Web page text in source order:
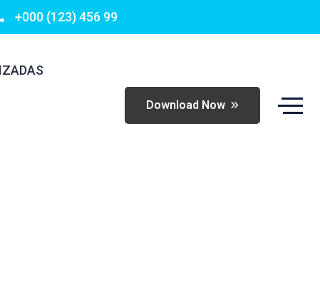
+000 (123) 456 99
Download Now